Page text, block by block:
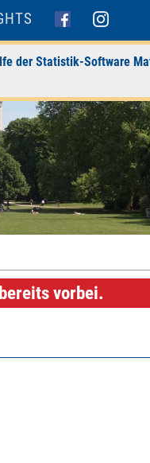
der Statistik-Software
vorbei.